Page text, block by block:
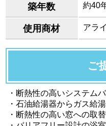
築年数 約40
使用商材 アラ
ご
・断熱性の高いシステム
・石油給湯器からガス給
・断熱性の高い窓への取替